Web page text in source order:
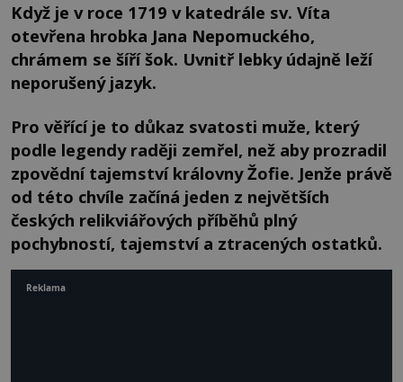
Když je v roce 1719 v katedrále sv. Víta
otevřena hrobka Jana Nepomuckého,
chrámem se šíří šok. Uvnitř lebky údajně leží
neporušený jazyk.
Pro věřící je to důkaz svatosti muže, který
podle legendy raději zemřel, než aby prozradil
zpovědní tajemství královny Žofie. Jenže právě
od této chvíle začíná jeden z největších
českých relikviářových příběhů plný
pochybností, tajemství a ztracených ostatků.
Reklama